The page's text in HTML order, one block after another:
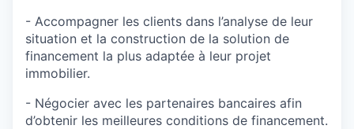
- Accompagner les clients dans l’analyse de leur
situation et la construction de la solution de
financement la plus adaptée à leur projet
immobilier.
- Négocier avec les partenaires bancaires afin
d’obtenir les meilleures conditions de financement.